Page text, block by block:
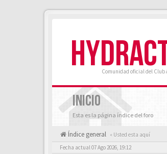
Comunidad oficial del
INICIO
Esta es la página índice del foro
Índice general « Usted esta aquí
Fecha actual 07 Ago 2026, 19:12